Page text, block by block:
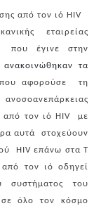
από τον ιό HIV
εταιρείας
που έγινε στην
ανακοινώθηκαν τα
που αφορούσε
τη
από τον ιό HIV
με
αυτά
στοχεύουν
HIV επάνω στα Τ
τον ιό οδηγεί
συστήματος του
όλο τον κόσμο